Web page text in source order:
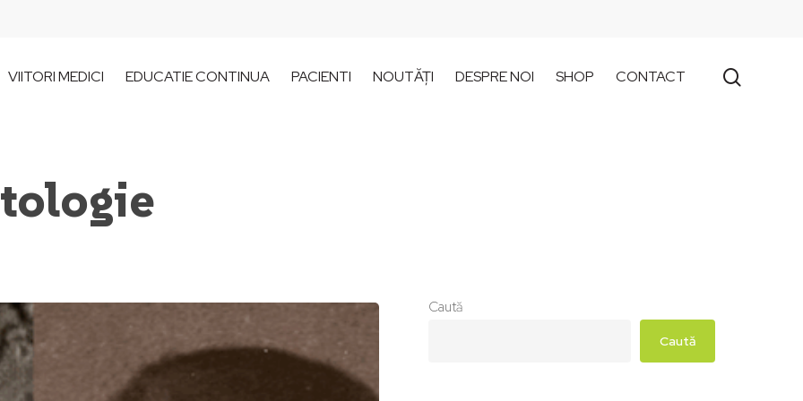
VIITORI MEDICI EDUCATIE CONTINUA PACIENTI NOUTĂȚI DESPRE NOI SHOP CONTACT
Caută
Caută